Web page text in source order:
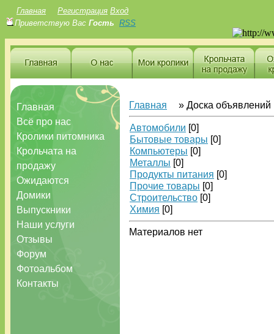
Главная Регистрация Вход
Приветствую Вас Гость RSS
Главная
Всё про нас
Кролики питомника
Крольчата на
продажу
Ожидаются
Домики
Выпускники
Наши услуги
Отзывы
Форум
Фотоальбом
Контакты
Главная » Доска объявлений
Автомобили [0]
Бытовые товары [0]
Компьютеры [0]
Металлы [0]
Продукты питания [0]
Прочие товары [0]
Строительство [0]
Химия [0]
Материалов нет